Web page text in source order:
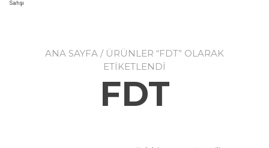
Satışı
ANA SAYFA / ÜRÜNLER “FDT” OLARAK
ETIKETLENDI
FDT